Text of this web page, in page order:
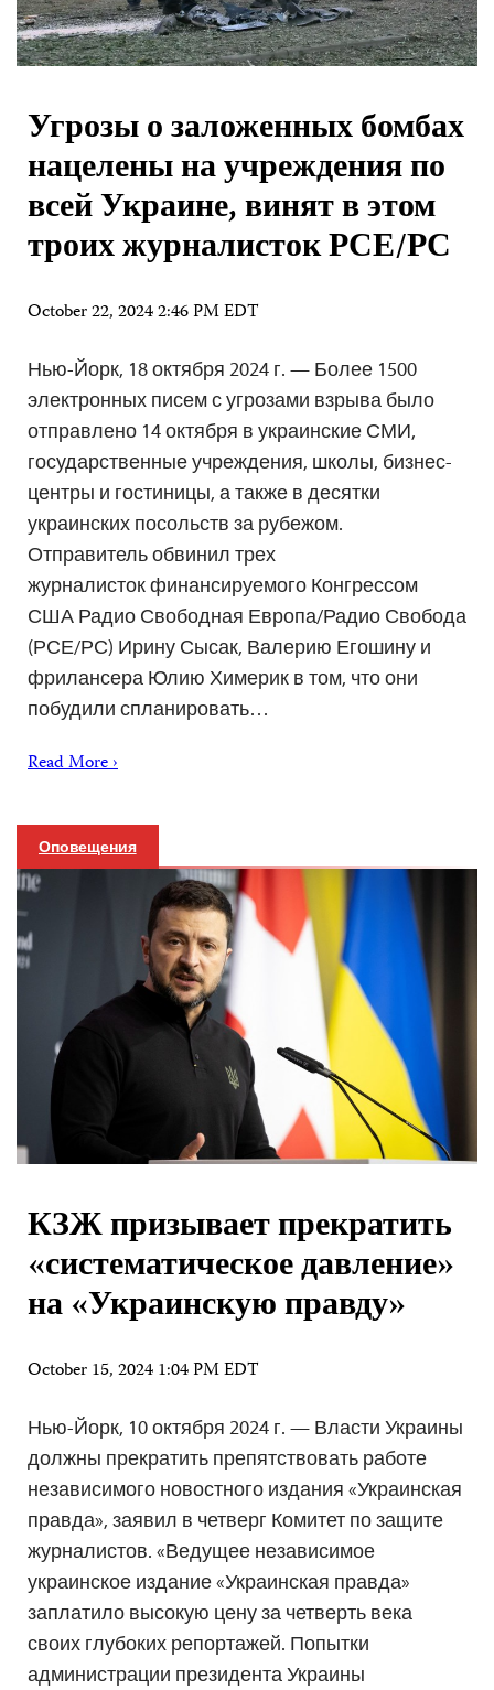
Угрозы о заложенных бомбах
нацелены на учреждения по
всей Украине, винят в этом
троих журналисток РСЕ/РС
October 22, 2024 2:46 PM EDT
Нью-Йорк, 18 октября 2024 г. — Более 1500
электронных писем с угрозами взрыва было
отправлено 14 октября в украинские СМИ,
государственные учреждения, школы, бизнес-
центры и гостиницы, а также в десятки
украинских посольств за рубежом.
Отправитель обвинил трех
журналисток финансируемого Конгрессом
США Радио Свободная Европа/Радио Свобода
(РСЕ/РС) Ирину Сысак, Валерию Егошину и
фрилансера Юлию Химерик в том, что они
побудили спланировать…
Read More ›
Оповещения
КЗЖ призывает прекратить
«систематическое давление»
на «Украинскую правду»
October 15, 2024 1:04 PM EDT
Нью-Йорк, 10 октября 2024 г. — Власти Украины
должны прекратить препятствовать работе
независимого новостного издания «Украинская
правда», заявил в четверг Комитет по защите
журналистов. «Ведущее независимое
украинское издание «Украинская правда»
заплатило высокую цену за четверть века
своих глубоких репортажей. Попытки
администрации президента Украины